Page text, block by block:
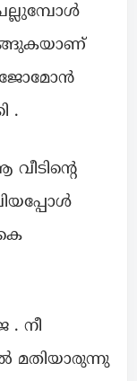
ജോമോൻ
.
. നീ
മതിയാരുന്നു